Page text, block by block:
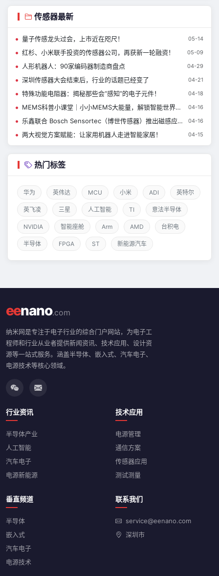
传感器最新
量子传感龙头过会，上市近在咫尺！ 05-14
红杉、小米联手投资的传感器公司，再获新一轮融资！ 05-09
人形机器人：90家编码器制造商盘点 04-29
深圳传感器大会结束后，行业的话题已经变了 04-21
特殊功能电阻器：揭秘那些会“感知”的电子元件！ 04-18
MEMS科普小课堂｜小小MEMS大能量，解锁智能世界核心密码 04-16
乐鑫联合 Bosch Sensortec（博世传感器）推出磁感应交互方案 04-16
两大视觉方案赋能：让家用机器人走进智能家居！ 04-15
热门标签
华为 英伟达 MCU 小米 ADI 英特尔
英飞凌 三星 人工智能 TI 意法半导体
NVIDIA 智能座舱 Arm AMD 台积电
半导体 FPGA ST 新能源汽车
eenano.com
纳米网是专注于电子行业的综合门户网站，为电子工
程师和行业从业者提供新闻资讯、技术应用、设计资
源等一站式服务。涵盖半导体、嵌入式、汽车电子、
电源技术等核心领域。
行业资讯
半导体产业
人工智能
汽车电子
电源新能源
技术应用
电源管理
通信方案
传感器应用
测试测量
垂直频道
半导体
嵌入式
汽车电子
电源技术
联系我们
service@eenano.com
深圳市